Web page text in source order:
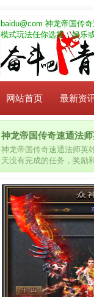
baidu@com 神龙帝国传
模式玩法任你选择，娱乐
网站首页 最新资
神龙帝国传奇速通法
神龙帝国传奇速通法师英
天没有完成的任务，奖励
择。